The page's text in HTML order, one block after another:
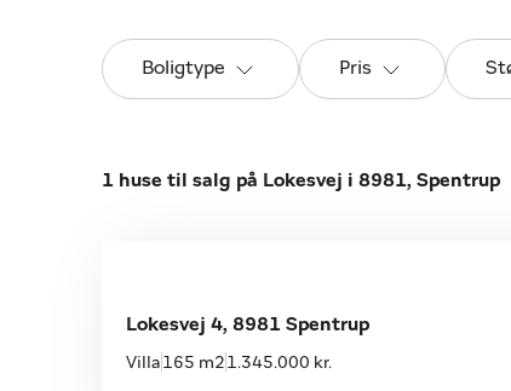
Boligtype Pris
1 huse til salg på Lokesvej i 8981, Spentrup
Lokesvej 4, 8981 Spentrup
Villa 165 m2 1.345.000 kr.